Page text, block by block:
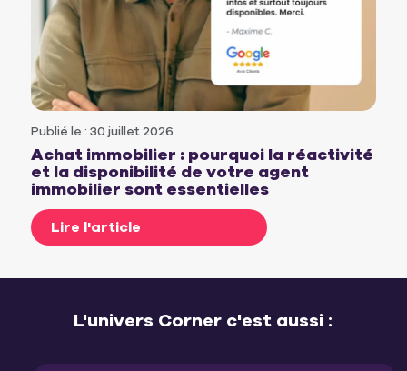
Publié le : 30 juillet 2026
Achat immobilier : pourquoi la réactivité
et la disponibilité de votre agent
immobilier sont essentielles
Lire l'article
L'univers Corner c'est aussi :